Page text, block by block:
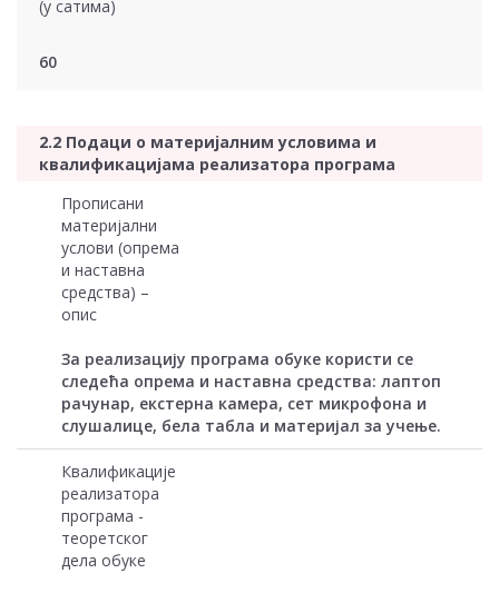
(у сатима)
60
2.2 Подаци о материјалним условима и
квалификацијама реализатора програма
Прописани
материјални
услови (опрема
и наставна
средства) –
опис
За реализацију програма обуке користи се
следећа опрема и наставна средства: лаптоп
рачунар, екстерна камера, сет микрофона и
слушалице, бела табла и материјал за учење.
Квалификације
реализатора
програма -
теоретског
дела обуке